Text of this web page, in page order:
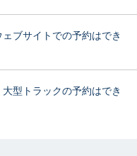
ブサイトでの予約はでき
型トラックの予約はでき